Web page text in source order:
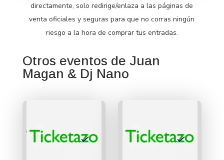
directamente, solo redirige/enlaza a las páginas de
venta oficiales y seguras para que no corras ningún
riesgo a la hora de comprar tus entradas.
Otros eventos de Juan
Magan & Dj Nano